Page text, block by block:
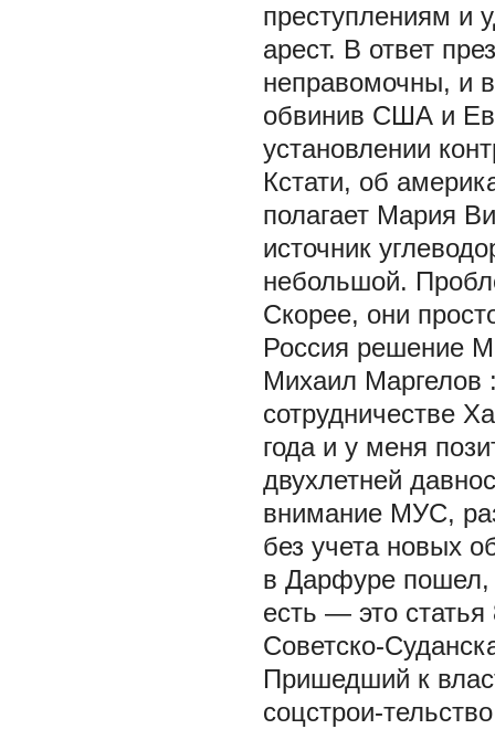
преступлениям и
арест. В ответ
неправомочны, и
обвинив США и
установлении
Кстати, об
полагает Мария
источник
небольшой.
Скорее, они
Россия решение
Михаил Маргелов
сотрудничестве
года и у меня
двухлетней
внимание МУС,
без учета новых
в Дарфуре пошел,
есть — это
Советско-
Пришедший к
соцстрои-